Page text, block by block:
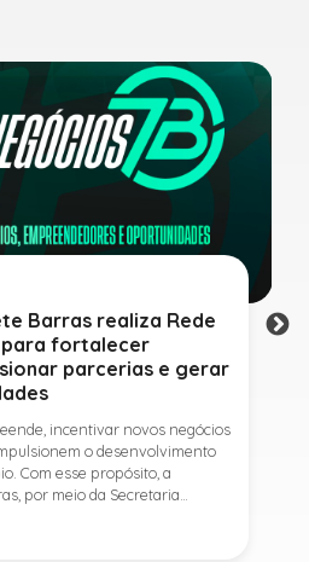
Barras realiza Rede
para fortalecer
parcerias e gerar
incentivar novos negócios
o desenvolvimento
Com esse propósito, a
por meio da Secretaria
Econômico,
feira (11) a Rede de Negócios